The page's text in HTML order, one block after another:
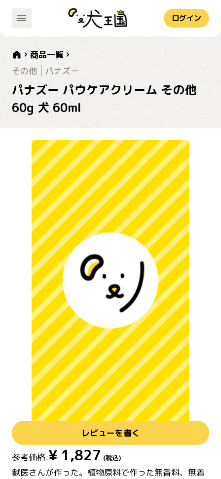
ログイン
商品一覧
その他
パナズー
パナズー パウケアクリーム その他
60g 犬 60ml
レビューを書く
参考価格:¥ 1,827 (税込)
獣医さんが作った。植物原料で作った無香料、無着